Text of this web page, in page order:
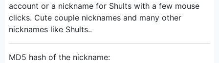
account or a nickname for Shults with a few mouse
clicks. Cute couple nicknames and many other
nicknames like Shults..
MD5 hash of the nickname: